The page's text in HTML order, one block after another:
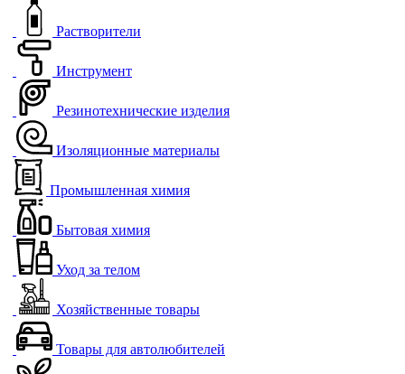
Растворители
Инструмент
Резинотехнические изделия
Изоляционные материалы
Промышленная химия
Бытовая химия
Уход за телом
Хозяйственные товары
Товары для автолюбителей